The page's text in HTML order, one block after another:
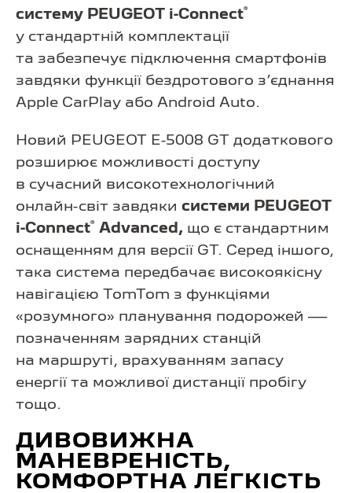
систему PEUGEOT i-Connect®
у стандартній комплектації
та забезпечує підключення смартфонів
завдяки функції бездротового з’єднання
Apple CarPlay або Android Auto.
Новий PEUGEOT E-5008 GT додаткового
розширює можливості доступу
в сучасний високотехнологічний
онлайн-світ завдяки системи PEUGEOT
i-Connect® Advanced, що є стандартним
оснащенням для версії GT. Серед іншого,
така система передбачає високоякісну
навігацією TomTom з функціями
«розумного» планування подорожей —
позначенням зарядних станцій
на маршруті, врахуванням запасу
енергії та можливої дистанції пробігу
тощо.
ДИВОВИЖНА
МАНЕВРЕНІСТЬ,
КОМФОРТНА ЛЕГКІСТЬ